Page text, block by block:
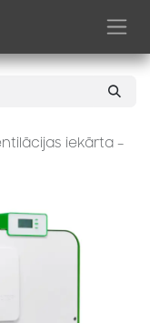
iekārta –